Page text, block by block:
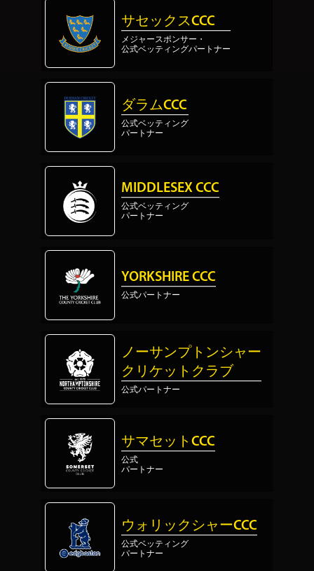
サセックスCCC
メジャースポンサー・
公式ベッティングパートナー
ダラムCCC
公式ベッティング
パートナー
MIDDLESEX CCC
公式ベッティング
パートナー
YORKSHIRE CCC
公式パートナー
ノーサンプトンシャー
クリケットクラブ
公式パートナー
サマセットCCC
公式
パートナー
ウォリックシャーCCC
公式ベッティング
パートナー